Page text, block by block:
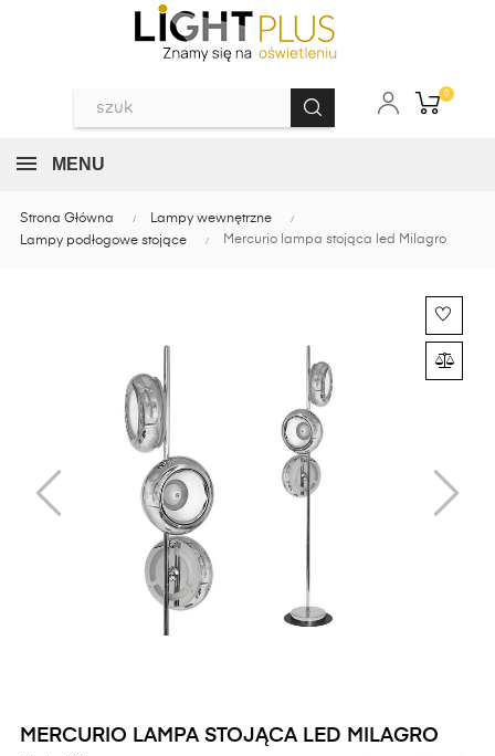
0
MENU
Strona Główna
Lampy wewnętrzne
Lampy podłogowe stojące
Mercurio lampa stojąca led Milagro
MERCURIO LAMPA STOJĄCA LED MILAGRO